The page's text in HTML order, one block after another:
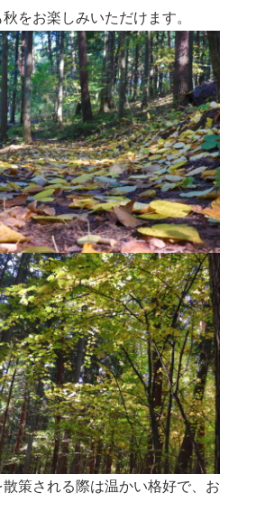
をお楽しみいただけます。
策される際は温かい格好で、お